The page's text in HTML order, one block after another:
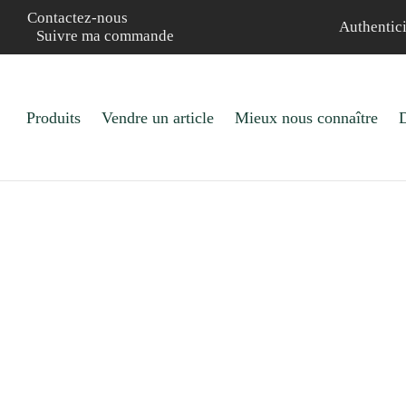
Contactez-nous
Suivre ma commande
Produits Vendre un article Mieux nous connaître